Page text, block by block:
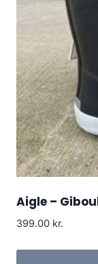
Aigle –
399.00 kr.